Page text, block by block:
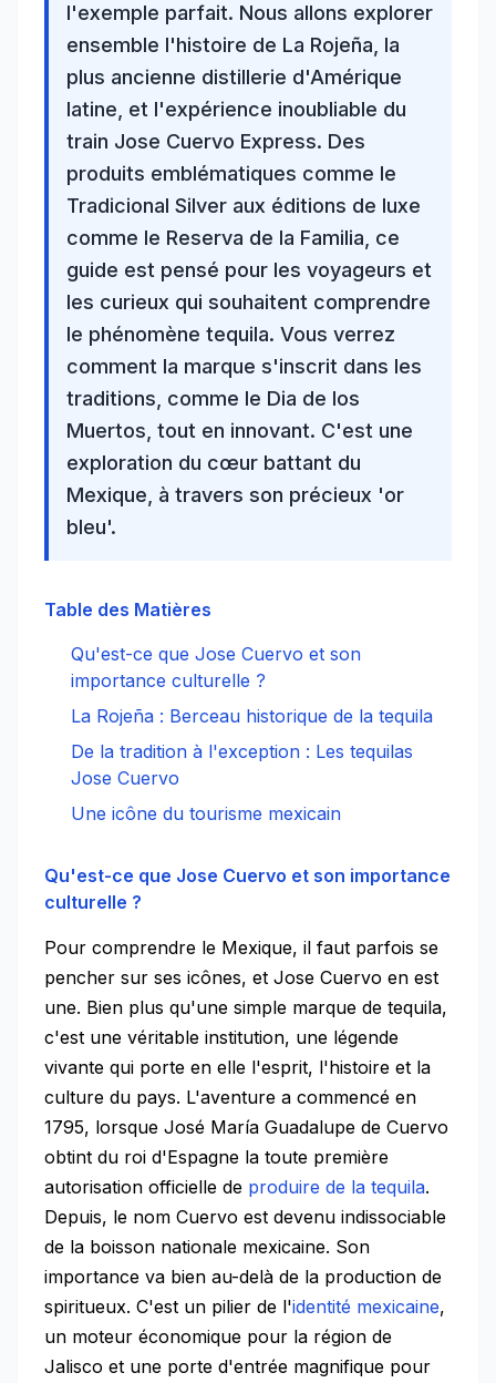
l'exemple parfait. Nous allons explorer
ensemble l'histoire de La Rojeña, la
plus ancienne distillerie d'Amérique
latine, et l'expérience inoubliable du
train Jose Cuervo Express. Des
produits emblématiques comme le
Tradicional Silver aux éditions de luxe
comme le Reserva de la Familia, ce
guide est pensé pour les voyageurs et
les curieux qui souhaitent comprendre
le phénomène tequila. Vous verrez
comment la marque s'inscrit dans les
traditions, comme le Dia de los
Muertos, tout en innovant. C'est une
exploration du cœur battant du
Mexique , à travers son précieux 'or
bleu'.
Table des Matières
Qu'est-ce que Jose Cuervo et son
importance culturelle ?
La Rojeña : Berceau historique de la tequila
De la tradition à l'exception : Les tequilas
Jose Cuervo
Une icône du tourisme mexicain
Qu'est-ce que Jose Cuervo et son importance
culturelle ?
Pour comprendre le Mexique, il faut parfois se
pencher sur ses icônes, et Jose Cuervo en est
une. Bien plus qu'une simple marque de tequila,
c'est une véritable institution, une légende
vivante qui porte en elle l'esprit, l'histoire et la
culture du pays. L'aventure a commencé en
1795, lorsque José María Guadalupe de Cuervo
obtint du roi d'Espagne la toute première
autorisation officielle de produire de la tequila.
Depuis, le nom Cuervo est devenu indissociable
de la boisson nationale mexicaine. Son
importance va bien au-delà de la production de
spiritueux. C'est un pilier de l'identité mexicaine,
un moteur économique pour la région de
Jalisco et une porte d'entrée magnifique pour